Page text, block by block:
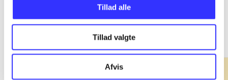
Tillad alle
Tillad valgte
Afvis
Fandango - dansk for 3. klasse